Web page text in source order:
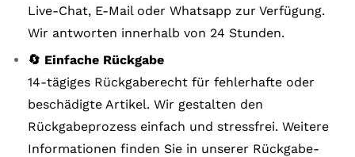
Live-Chat, E-Mail oder Whatsapp zur Verfügung.
Wir antworten innerhalb von 24 Stunden.
🔄 Einfache Rückgabe
14-tägiges Rückgaberecht für fehlerhafte oder
beschädigte Artikel. Wir gestalten den
Rückgabeprozess einfach und stressfrei. Weitere
Informationen finden Sie in unserer Rückgabe-